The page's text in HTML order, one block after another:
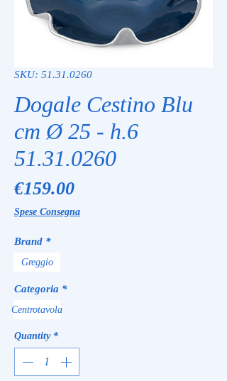
SKU: 51.31.0260
Dogale Cestino Blu
cm Ø 25 - h.6
51.31.0260
€159.00Price
Spese Consegna
Brand *
Greggio
Categoria *
Centrotavola
Quantity *